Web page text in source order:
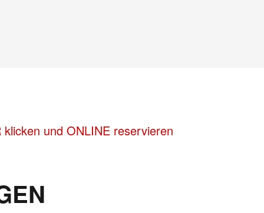
und ONLINE reservieren